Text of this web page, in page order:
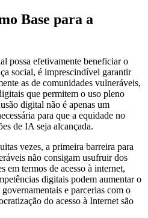
Base para a
possa efetivamente beneficiar o
social, é imprescindível garantir
as de comunidades vulneráveis,
que permitem o uso pleno
digital não é apenas um
para que a equidade no
de IA seja alcançada.
vezes, a primeira barreira para
não consigam usufruir dos
em termos de acesso à internet,
digitais podem aumentar o
e parcerias com o
do acesso à Internet são